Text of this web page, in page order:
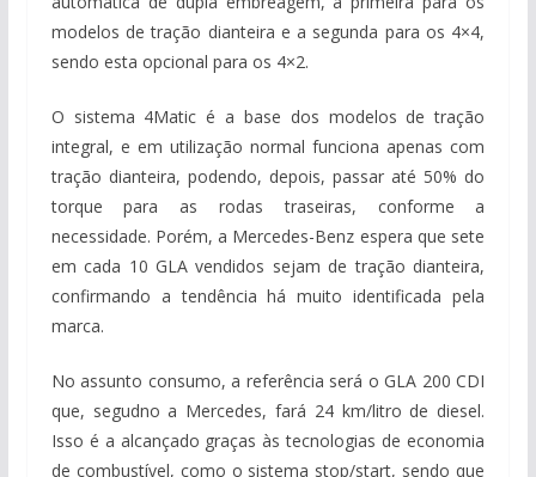
modelos de tração dianteira e a segunda para os 4×4,
sendo esta opcional para os 4×2.
O sistema 4Matic é a base dos modelos de tração
integral, e em utilização normal funciona apenas com
tração dianteira, podendo, depois, passar até 50% do
torque para as rodas traseiras, conforme a
necessidade. Porém, a Mercedes-Benz espera que sete
em cada 10 GLA vendidos sejam de tração dianteira,
confirmando a tendência há muito identificada pela
marca.
No assunto consumo, a referência será o GLA 200 CDI
que, segudno a Mercedes, fará 24 km/litro de diesel.
Isso é a alcançado graças às tecnologias de economia
de combustível, como o sistema stop/start, sendo que